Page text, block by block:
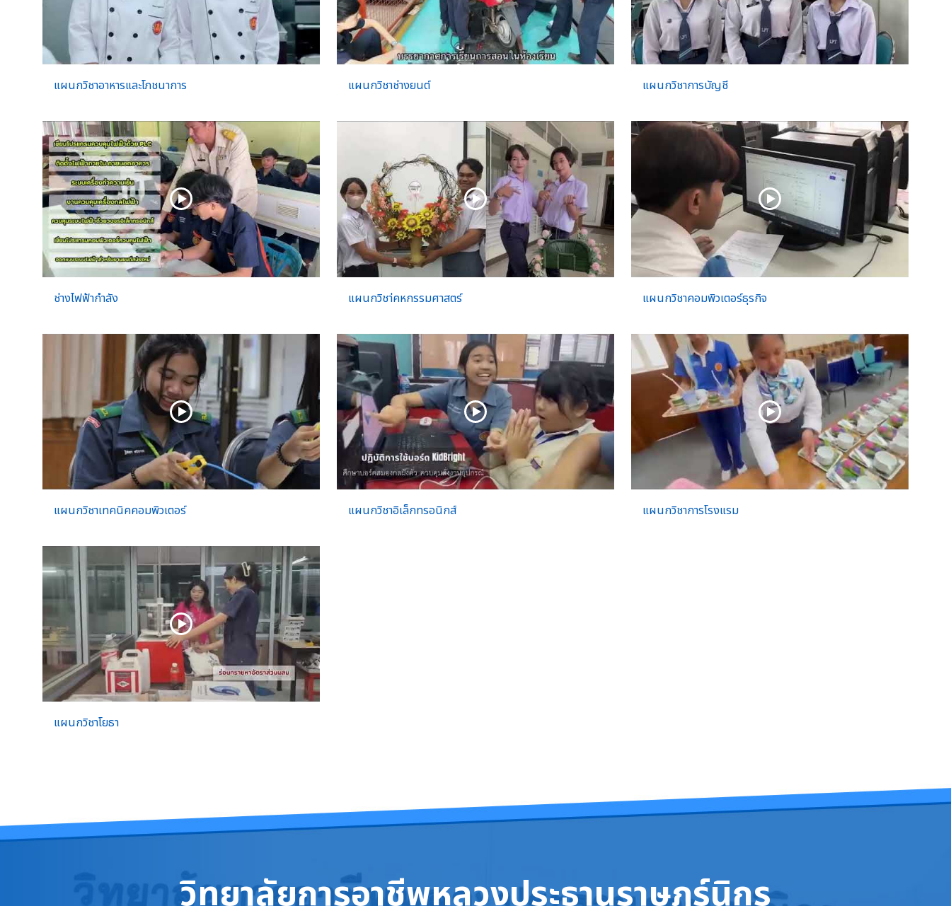
แผนกวิชาอาหารและโภชนาการ แผนกวิชาช่างยนต์ แผนกวิชาการบัญชี
ช่างไฟฟ้ากำลัง แผนกวิชา่คหกรรมศาสตร์ แผนกวิชาคอมพิวเตอร์ธุรกิจ
แผนกวิชาเทคนิคคอมพิวเตอร์ แผนกวิชาอิเล็กทรอนิกส์ แผนกวิชาการโรงแรม
แผนกวิชาโยธา
วิทยาลัยการอาชีพหลวงประธานราษฎร์นิกร